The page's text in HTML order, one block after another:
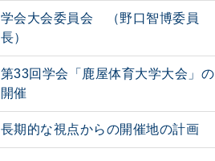
学会大会委員会 （野口智博委員
長）
第33回学会「鹿屋体育大学大会」の
開催
長期的な視点からの開催地の計画